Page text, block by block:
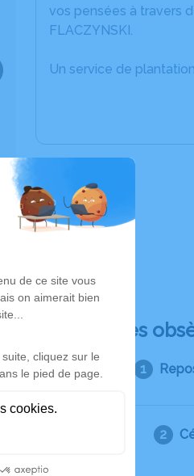
vos pensées à travers
FLACZYNSKI.
Un service de
Déroulé des